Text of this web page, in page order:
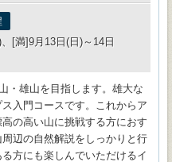
[満]9月13日(日)～14日
・雄山を目指します。雄大な
入門コースです。これからア
の高い山に挑戦する方におす
辺の自然解説をしっかりと行
方にも楽しんでいただけるイ